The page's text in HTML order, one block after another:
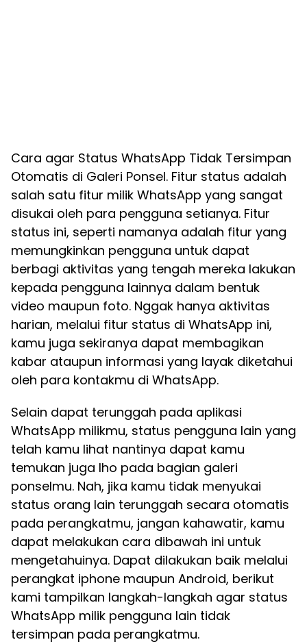
Cara agar Status WhatsApp Tidak Tersimpan
Otomatis di Galeri Ponsel. Fitur status adalah
salah satu fitur milik WhatsApp yang sangat
disukai oleh para pengguna setianya. Fitur
status ini, seperti namanya adalah fitur yang
memungkinkan pengguna untuk dapat
berbagi aktivitas yang tengah mereka lakukan
kepada pengguna lainnya dalam bentuk
video maupun foto. Nggak hanya aktivitas
harian, melalui fitur status di WhatsApp ini,
kamu juga sekiranya dapat membagikan
kabar ataupun informasi yang layak diketahui
oleh para kontakmu di WhatsApp.
Selain dapat terunggah pada aplikasi
WhatsApp milikmu, status pengguna lain yang
telah kamu lihat nantinya dapat kamu
temukan juga lho pada bagian galeri
ponselmu. Nah, jika kamu tidak menyukai
status orang lain terunggah secara otomatis
pada perangkatmu, jangan kahawatir, kamu
dapat melakukan cara dibawah ini untuk
mengetahuinya. Dapat dilakukan baik melalui
perangkat iphone maupun Android, berikut
kami tampilkan langkah-langkah agar status
WhatsApp milik pengguna lain tidak
tersimpan pada perangkatmu.